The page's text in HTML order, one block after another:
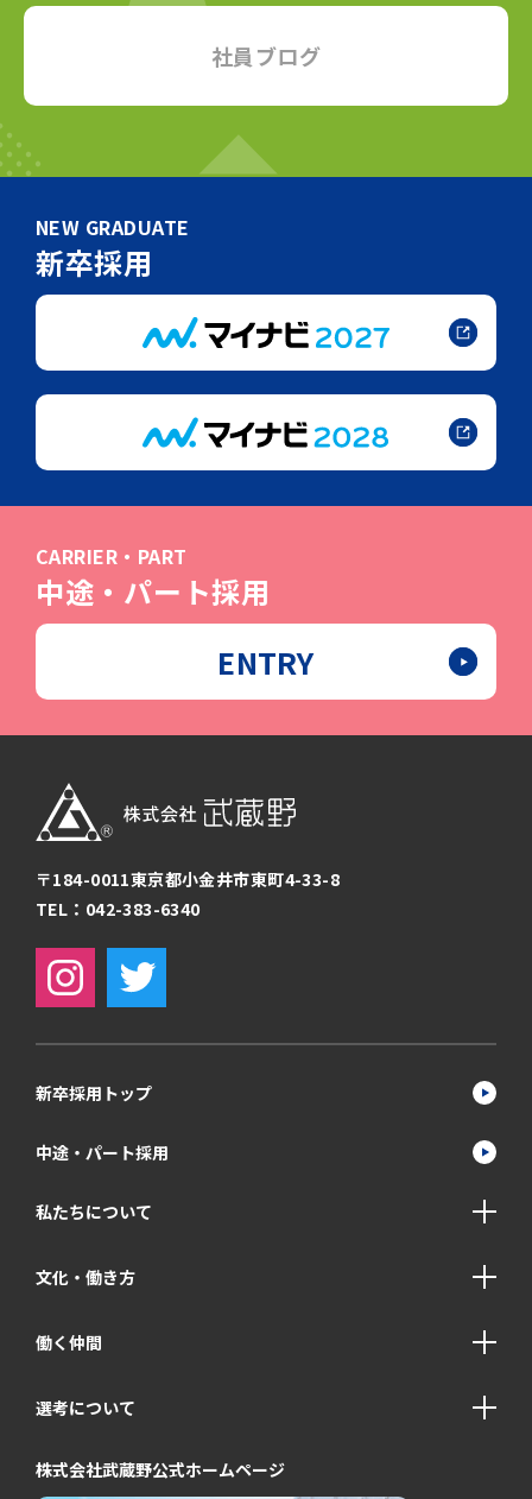
社員ブログ
NEW GRADUATE
新卒採用
CARRIER・PART
中途・パート採用
ENTRY
〒184-0011東京都小金井市東町4-33-8
TEL：042-383-6340
新卒採用トップ
中途・パート採用
私たちについて
文化・働き方
働く仲間
選考について
株式会社武蔵野公式ホームページ